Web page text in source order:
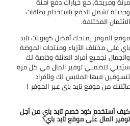
تشمل الدفع باستخدام بطاقات
المختلفة.
الموفر يمنحك أفضل كوبونات تايد
على مختلف الأزياء ومنتجات الموضة
لجميع أفراد العائلة وخاصة لك
لتضمني توفير المال في كل مرة
فيها الملابس لك ولأفراد
من موقع تايد باي عبر الموفر !
أستخدم كود خصم تايد باي من أجل
المال على موقع تايد باي؟